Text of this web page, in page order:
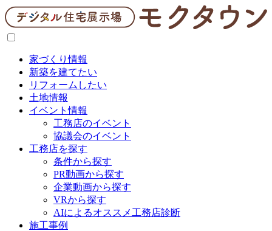
家づくり情報
新築を建てたい
リフォームしたい
土地情報
イベント情報
工務店のイベント
協議会のイベント
工務店を探す
条件から探す
PR動画から探す
企業動画から探す
VRから探す
AIによるオススメ工務店診断
施工事例